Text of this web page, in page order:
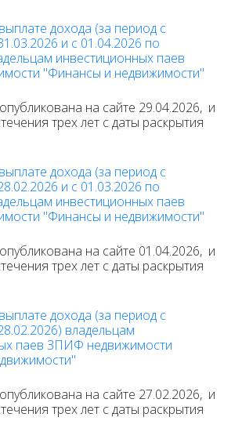
дохода (за период с
и с 01.04.2026 по
инвестиционных паев
"Финансы и недвижимости"
на сайте 29.04.2026, и
трех лет с даты раскрытия
дохода (за период с
и с 01.03.2026 по
инвестиционных паев
"Финансы и недвижимости"
на сайте 01.04.2026, и
трех лет с даты раскрытия
дохода (за период с
владельцам
паев ЗПИФ недвижимости
на сайте 27.02.2026, и
трех лет с даты раскрытия